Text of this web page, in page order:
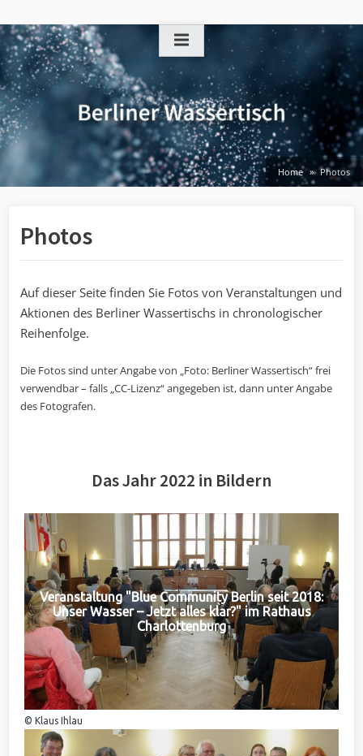
to
content
Home Photos
Photos
Auf dieser Seite finden Sie Fotos von Veranstaltungen und
Aktionen des Berliner Wassertischs in chronologischer
Reihenfolge.
Die Fotos sind unter Angabe von „Foto: Berliner Wassertisch“ frei
verwendbar – falls „CC-Lizenz“ angegeben ist, dann unter Angabe
des Fotografen.
Das Jahr 2022 in Bildern
Veranstaltung "Blue Community Berlin seit 2018:
Unser Wasser – Jetzt alles klar?" im Rathaus
Charlottenburg
© Klaus Ihlau